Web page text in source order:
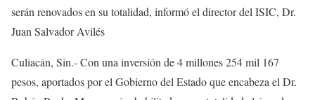
serán renovados en su totalidad, informó el director del ISIC, Dr.
Juan Salvador Avilés
Culiacán, Sin.-Con una inversión de4 millones 254 mil 167
pesos, aportados por el Gobierno del Estado que encabeza el Dr.